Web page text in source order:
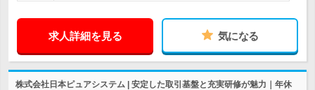
求人詳細を見る 気になる
株式会社日本ピュアシステム | 安定した取引基盤と充実研修が魅力｜年休